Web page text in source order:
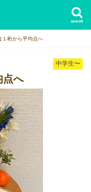
search
１桁から平均点へ
中学生〜
点へ